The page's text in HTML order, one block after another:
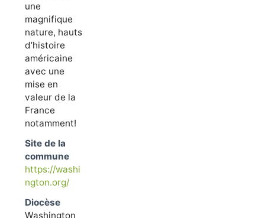
une
magnifique
nature, hauts
d’histoire
américaine
avec une
mise en
valeur de la
France
notamment!
Site de la
commune
https://washi
ngton.org/
Diocèse
Washington